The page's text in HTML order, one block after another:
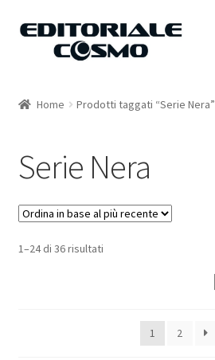
Vai
Vai
Carrello
Il mio account
Home Prodotti taggati “Serie Nera”
Serie Nera
1–24 di 36 risultati
1 2